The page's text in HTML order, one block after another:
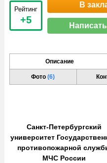
Рейтинг
+5
В
Описание
Фото(6)
Санкт-Петербургский
университет
противопожарной
МЧС России